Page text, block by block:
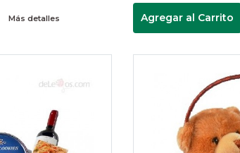
Más detalles Agregar al Carrito